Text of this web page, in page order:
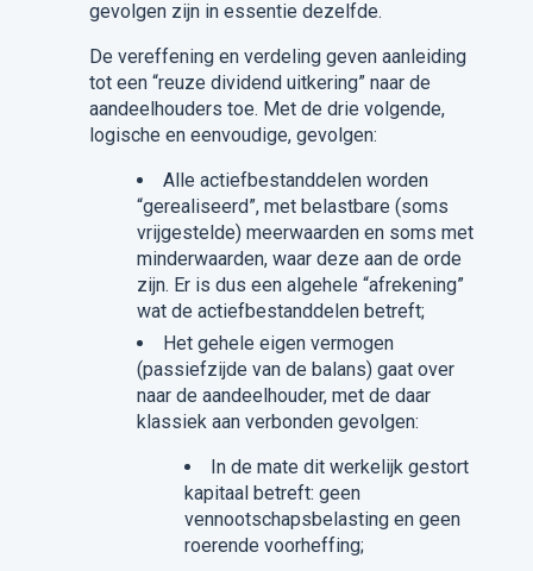
gevolgen zijn in essentie dezelfde.
De vereffening en verdeling geven aanleiding
tot een “reuze dividend uitkering” naar de
aandeelhouders toe. Met de drie volgende,
logische en eenvoudige, gevolgen:
Alle actiefbestanddelen worden
“gerealiseerd”, met belastbare (soms
vrijgestelde) meerwaarden en soms met
minderwaarden, waar deze aan de orde
zijn. Er is dus een algehele “afrekening”
wat de actiefbestanddelen betreft;
Het gehele eigen vermogen
(passiefzijde van de balans) gaat over
naar de aandeelhouder, met de daar
klassiek aan verbonden gevolgen:
In de mate dit werkelijk gestort
kapitaal betreft: geen
vennootschapsbelasting en geen
roerende voorheffing;